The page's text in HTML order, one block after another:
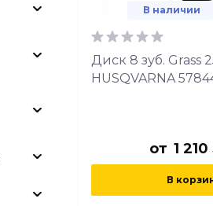
В наличии
Диск 8 зуб. Grass
HUSQVARNA
от 1
В